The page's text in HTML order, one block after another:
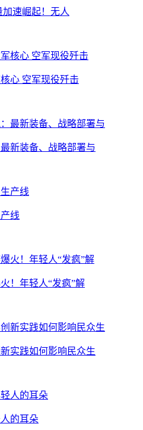
加速崛起！无人
心 空军现役歼击
新装备、战略部署与
线
！年轻人“发疯”解
实践如何影响民众生
的耳朵